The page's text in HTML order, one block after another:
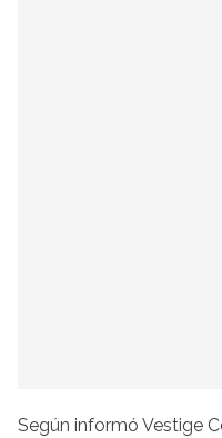
Según informó Vestige